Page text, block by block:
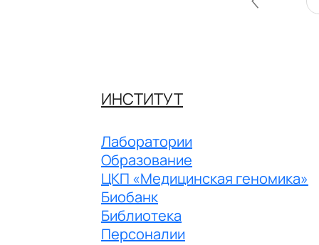
ИНСТИТУТ
Лаборатории
Образование
ЦКП «Медицинская геномика»
Биобанк
Библиотека
Персоналии